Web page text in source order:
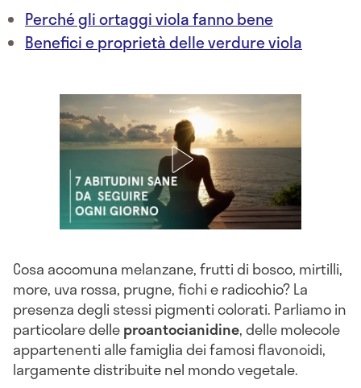
Perché gli ortaggi viola fanno bene
Benefici e proprietà delle verdure viola
Cosa accomuna melanzane, frutti di bosco, mirtilli,
more, uva rossa, prugne, fichi e radicchio? La
presenza degli stessi pigmenti colorati. Parliamo in
particolare delleproantocianidine, delle molecole
appartenenti alle famiglia dei famosi flavonoidi,
largamente distribuite nel mondo vegetale.